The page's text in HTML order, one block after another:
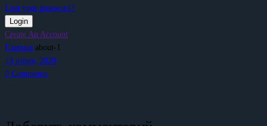
Lost your password?
Create An Account
Главная about-1
13 июня, 2020
0 Comments